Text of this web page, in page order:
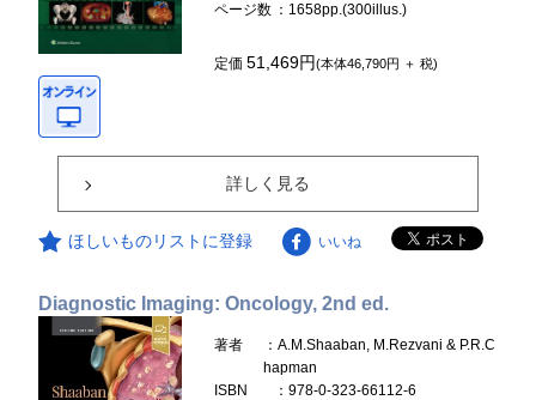
ページ数 ：1658pp.(300illus.)
定価51,469円(本体46,790円 ＋ 税)
詳しく見る
ほしいものリストに登録 いいね
Diagnostic Imaging: Oncology, 2nd ed.
著者
：A.M.Shaaban, M.Rezvani & P.R.C
hapman
ISBN
：978-0-323-66112-6